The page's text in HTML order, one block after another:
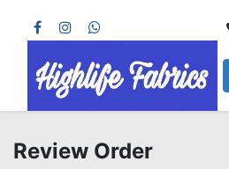
Review Order